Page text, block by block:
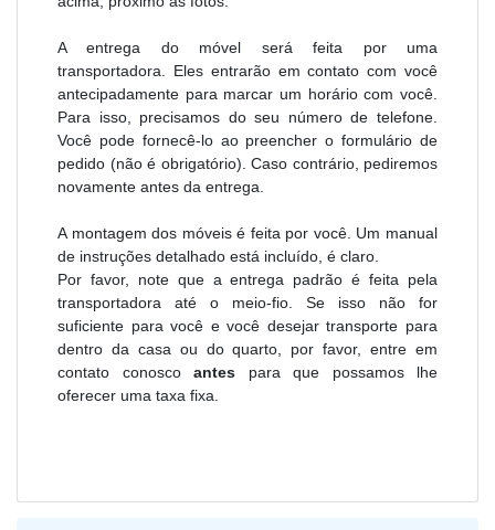
A entrega do móvel será feita por uma
transportadora. Eles entrarão em contato com você
antecipadamente para marcar um horário com você.
Para isso, precisamos do seu número de telefone.
Você pode fornecê-lo ao preencher o formulário de
pedido (não é obrigatório). Caso contrário, pediremos
novamente antes da entrega.
A montagem dos móveis é feita por você. Um manual
de instruções detalhado está incluído, é claro.
Por favor, note que a entrega padrão é feita pela
transportadora até o meio-fio. Se isso não for
suficiente para você e você desejar transporte para
dentro da casa ou do quarto, por favor, entre em
contato conosco antes para que possamos lhe
oferecer uma taxa fixa.